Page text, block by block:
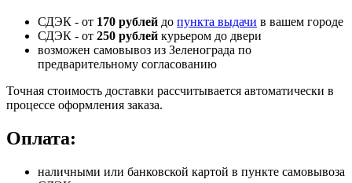
СДЭК - от 170 рублей до пункта выдачи в вашем городе
СДЭК - от 250 рублей курьером до двери
возможен самовывоз из Зеленограда по
предварительному согласованию
Точная стоимость доставки рассчитывается автоматически в
процессе оформления заказа.
Оплата:
наличными или банковской картой в пункте самовывоза